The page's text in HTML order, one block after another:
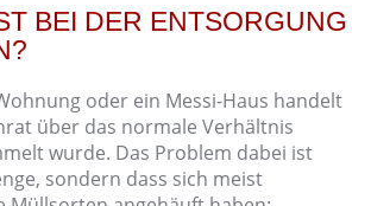
BEI DER ENTSORGUNG
oder ein Messi-Haus handelt
über das normale Verhältnis
wurde. Das Problem dabei ist
sondern dass sich meist